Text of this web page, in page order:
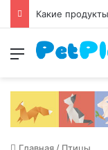
Чумка у собак
Меню